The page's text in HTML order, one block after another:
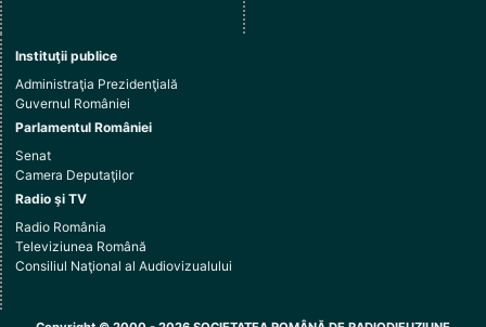
Instituţii publice
Administraţia Prezidenţială
Guvernul României
Parlamentul României
Senat
Camera Deputaţilor
Radio şi TV
Radio România
Televiziunea Română
Consiliul Naţional al Audiovizualului